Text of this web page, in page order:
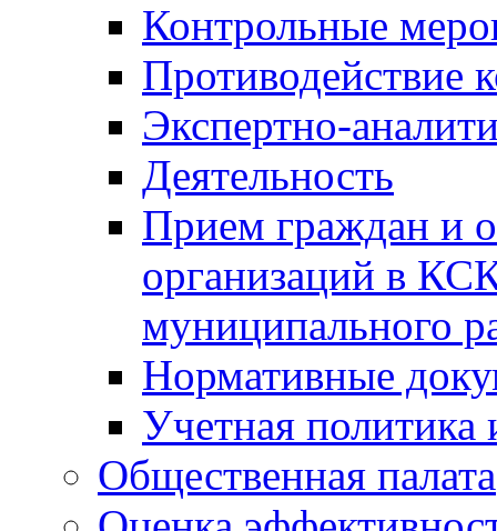
Контрольные
Противодействие
Экспертно-
Деятельность
Прием граждан и
организаций в
муниципального
Нормативные
Учетная политика
Общественная палата